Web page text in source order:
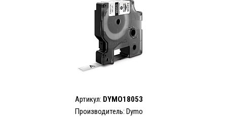
Артикул: DYMO18053
Производитель: Dymo